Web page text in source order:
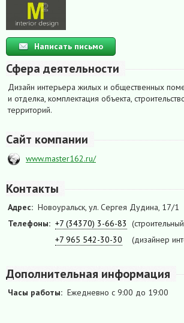
Написать письмо
Сфера деятельности
Дизайн интерьера жилых и общественных
и отделка, комплектация объекта,
территорий.
Сайт компании
www.master162.ru/
Контакты
Адрес: Новоуральск, ул. Сергея Дудина, 17/1
Телефоны: +7 (34370) 3-66-83
+7 965 542-30-30
(дизайнер
Дополнительная информация
Часы работы: Ежедневно с 9:00 до 19:00